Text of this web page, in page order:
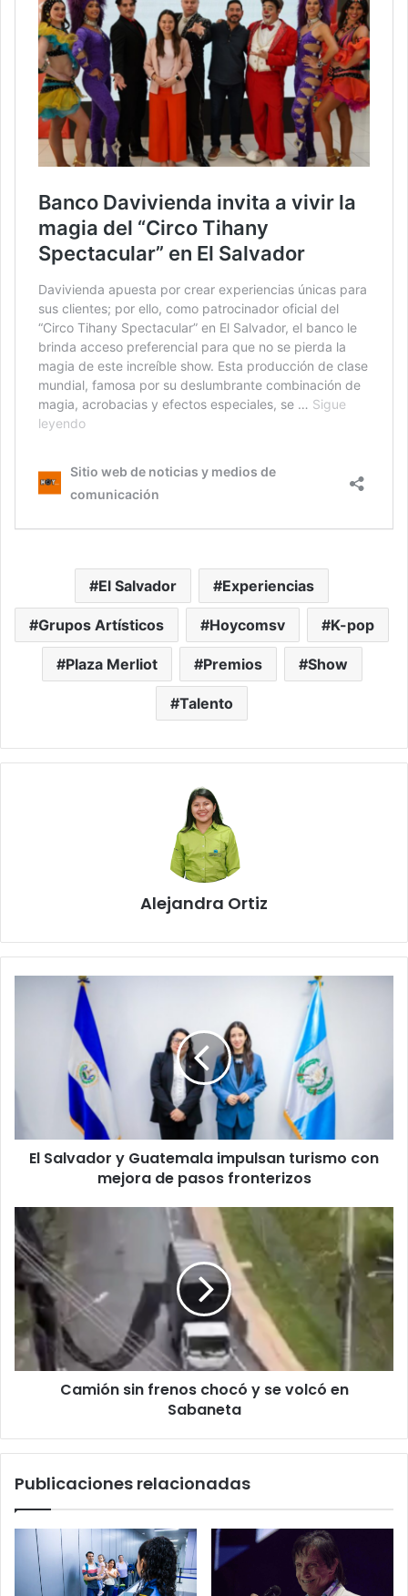
El Salvador Experiencias
Grupos Artísticos Hoycomsv K-pop
Plaza Merliot Premios Show
Talento
Alejandra Ortiz
de
pasos
El Salvador y Guatemala impulsan turismo con
mejora de pasos fronterizos
Camión
sin
frenos
chocó
y
volcó
en
Sabaneta
Camión sin frenos chocó y se volcó en
Sabaneta
Publicaciones relacionadas